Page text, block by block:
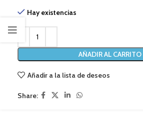
Hay existencias
AÑADIR AL CARRITO
Añadir a la lista de deseos
Share: